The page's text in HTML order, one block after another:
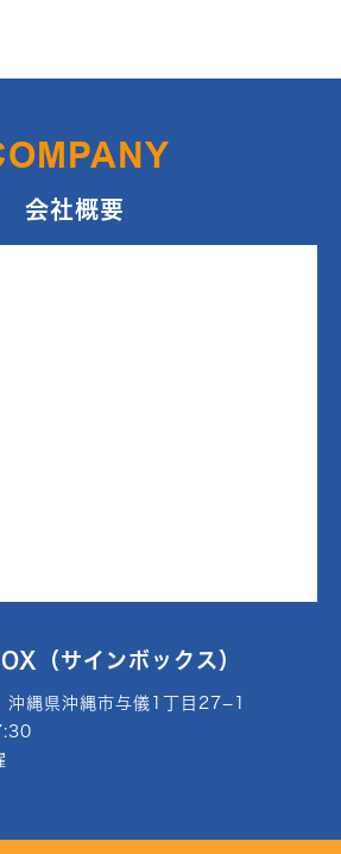
会社概要
（サインボックス）
縄県沖縄市与儀1丁目27−1